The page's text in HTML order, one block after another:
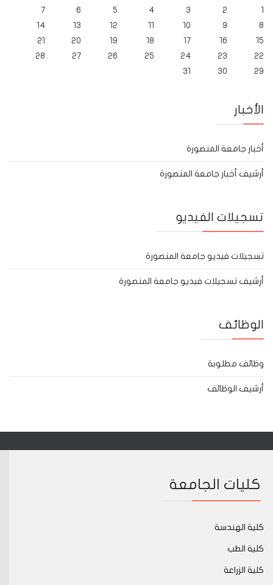
1
2
3
4
5
6
7
8
9
10
11
12
13
14
15
16
17
18
19
20
21
22
23
24
25
26
27
28
29
30
31
الأخبار
أخبار جامعة المنصورة
أرشيف أخبار جامعة المنصورة
تسجيلات الفيديو
تسجيلات فيديو جامعة المنصورة
أرشيف تسجيلات فيديو جامعة المنصورة
الوظائف
وظائف مطلوبة
أرشيف الوظائف
كليات الجامعة
كلية الهندسة
كلية الطب
كلية الزراعة